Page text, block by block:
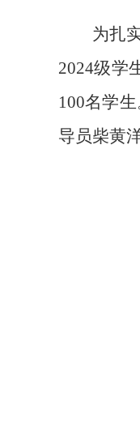
为扎
2024级学
100名学
导员柴黄